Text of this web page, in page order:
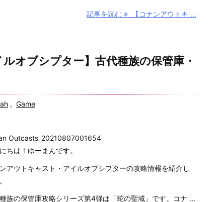
記事を読む 【コナンアウトキ ...
オブシプター】古代種族の保管庫・
, Game
Outcasts_20210807001654
ちは！ゆーまんです。
アウトキャスト・アイルオブシプターの攻略情報を紹介し
族の保管庫攻略シリーズ第4弾は「蛇の聖域」です。コナ ...